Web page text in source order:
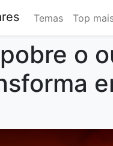
Temas Top
o